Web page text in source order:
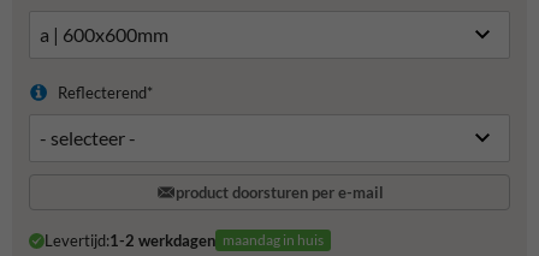
Reflecterend*
product doorsturen per e-mail
Levertijd:1-2 werkdagen maandag in huis